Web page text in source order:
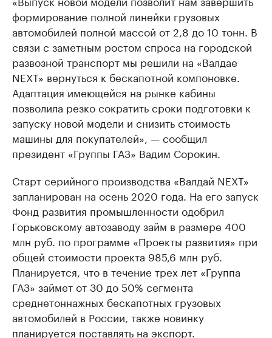
формирование полной линейки грузовых
автомобилей полной массой от 2,8 до 10 тонн. В
связи с заметным ростом спроса на городской
развозной транспорт мы решили на «Валдае
NEXT» вернуться к бескапотной компоновке.
Адаптация имеющейся на рынке кабины
позволила резко сократить сроки подготовки к
запуску новой модели и снизить стоимость
машины для покупателей», — сообщил
президент «Группы ГАЗ» Вадим Сорокин.
Старт серийного производства «Валдай NEXT»
запланирован на осень 2020 года. На его запуск
Фонд развития промышленности одобрил
Горьковскому автозаводу займ в размере 400
млн руб. по программе «Проекты развития» при
общей стоимости проекта 985,6 млн руб.
Планируется, что в течение трех лет «Группа
ГАЗ» займет от 30 до 50% сегмента
среднетоннажных бескапотных грузовых
автомобилей в России, также новинку
планируется поставлять на экспорт.